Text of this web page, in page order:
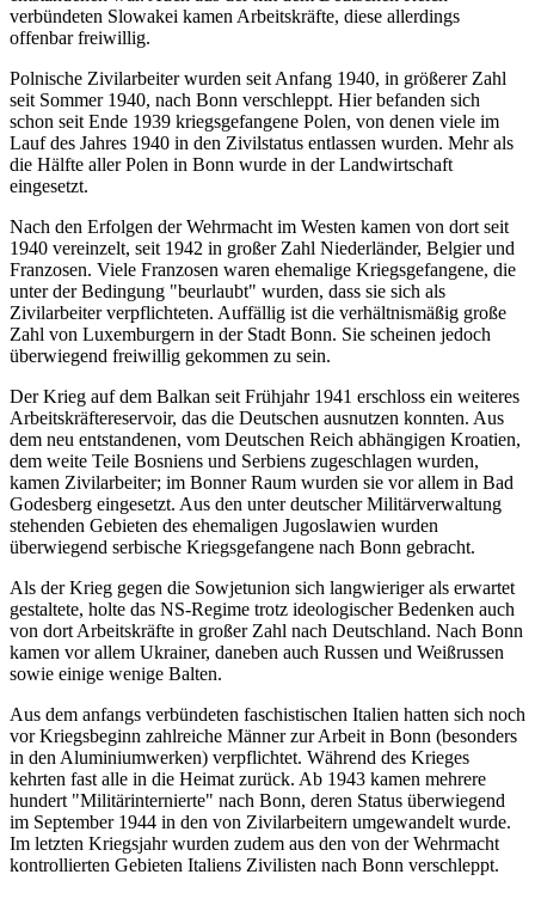
verbündeten Slowakei kamen Arbeitskräfte, diese allerdings
offenbar freiwillig.
Polnische Zivilarbeiter wurden seit Anfang 1940, in größerer Zahl
seit Sommer 1940, nach Bonn verschleppt. Hier befanden sich
schon seit Ende 1939 kriegsgefangene Polen, von denen viele im
Lauf des Jahres 1940 in den Zivilstatus entlassen wurden. Mehr als
die Hälfte aller Polen in Bonn wurde in der Landwirtschaft
eingesetzt.
Nach den Erfolgen der Wehrmacht im Westen kamen von dort seit
1940 vereinzelt, seit 1942 in großer Zahl Niederländer, Belgier und
Franzosen. Viele Franzosen waren ehemalige Kriegsgefangene, die
unter der Bedingung "beurlaubt" wurden, dass sie sich als
Zivilarbeiter verpflichteten. Auffällig ist die verhältnismäßig große
Zahl von Luxemburgern in der Stadt Bonn. Sie scheinen jedoch
überwiegend freiwillig gekommen zu sein.
Der Krieg auf dem Balkan seit Frühjahr 1941 erschloss ein weiteres
Arbeitskräftereservoir, das die Deutschen ausnutzen konnten. Aus
dem neu entstandenen, vom Deutschen Reich abhängigen Kroatien,
dem weite Teile Bosniens und Serbiens zugeschlagen wurden,
kamen Zivilarbeiter; im Bonner Raum wurden sie vor allem in Bad
Godesberg eingesetzt. Aus den unter deutscher Militärverwaltung
stehenden Gebieten des ehemaligen Jugoslawien wurden
überwiegend serbische Kriegsgefangene nach Bonn gebracht.
Als der Krieg gegen die Sowjetunion sich langwieriger als erwartet
gestaltete, holte das NS-Regime trotz ideologischer Bedenken auch
von dort Arbeitskräfte in großer Zahl nach Deutschland. Nach Bonn
kamen vor allem Ukrainer, daneben auch Russen und Weißrussen
sowie einige wenige Balten.
Aus dem anfangs verbündeten faschistischen Italien hatten sich noch
vor Kriegsbeginn zahlreiche Männer zur Arbeit in Bonn (besonders
in den Aluminiumwerken) verpflichtet. Während des Krieges
kehrten fast alle in die Heimat zurück. Ab 1943 kamen mehrere
hundert "Militärinternierte" nach Bonn, deren Status überwiegend
im September 1944 in den von Zivilarbeitern umgewandelt wurde.
Im letzten Kriegsjahr wurden zudem aus den von der Wehrmacht
kontrollierten Gebieten Italiens Zivilisten nach Bonn verschleppt.